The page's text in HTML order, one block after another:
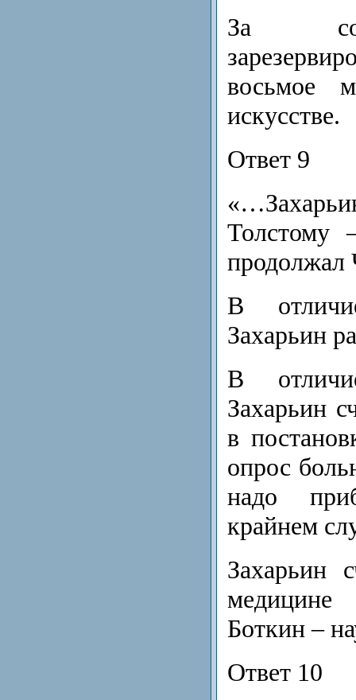
За
восьмое
искусстве.
Ответ 9
Толстому
продолжал
В
Захарьин
В
Захарьин
в
опрос
надо
крайнем
Захарьин
Боткин –
Ответ 10